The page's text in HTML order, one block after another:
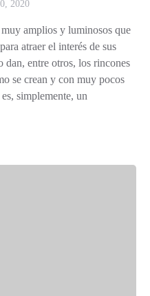
2020
amplios y luminosos que
atraer el interés de sus
dan, entre otros, los rincones
se crean y con muy pocos
simplemente, un